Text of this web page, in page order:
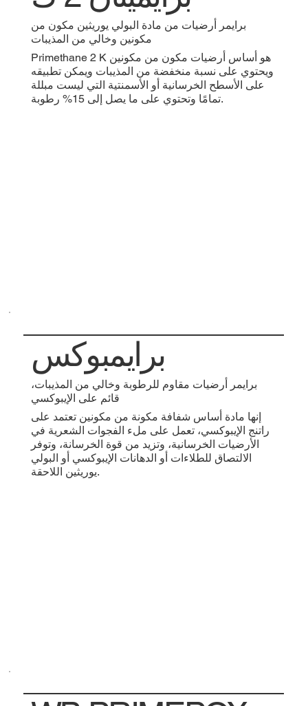
برايمر أرضيات من مادة البولي يوريثين مكون من
مكونين وخالي من المذيبات
Primethane 2 K هو أساس أرضيات مكون من مكونين
ويحتوي على نسبة منخفضة من المذيبات ويمكن تطبيقه
على الأسطح الخرسانية أو الأسمنتية التي ليست مبللة
تمامًا وتحتوي على ما يصل إلى 15% رطوبة.
برايمبوكس
برايمر أرضيات مقاوم للرطوبة وخالي من المذيبات،
قائم على الإيبوكسي
إنها مادة أساس شفافة مكونة من مكونين تعتمد على
راتنج الإيبوكسي، تعمل على ملء الفجوات الشعرية في
الأرضيات الخرسانية، وتزيد من قوة الخرسانة، وتوفر
الالتصاق للطلاءات أو الدهانات الإيبوكسي أو البولي
يوريثين اللاحقة.